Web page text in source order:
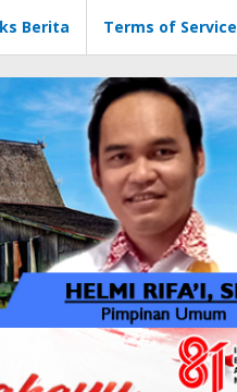
Berita Terms of Service